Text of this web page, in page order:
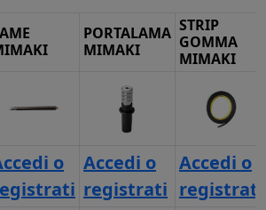
PORTALAMA
MIMAKI
STRIP
GOMMA
MIMAKI
o
Accedi o
registrati
Accedi o
registrati